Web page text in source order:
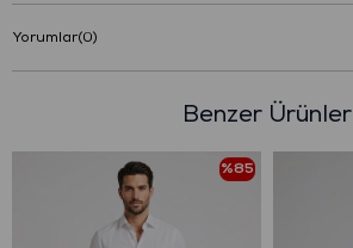
Yorumlar(0)
Benzer Ürünler
%85